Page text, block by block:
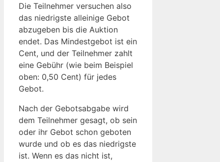
Die Teilnehmer versuchen also
das niedrigste alleinige Gebot
abzugeben bis die Auktion
endet. Das Mindestgebot ist ein
Cent, und der Teilnehmer zahlt
eine Gebühr (wie beim Beispiel
oben: 0,50 Cent) für jedes
Gebot.
Nach der Gebotsabgabe wird
dem Teilnehmer gesagt, ob sein
oder ihr Gebot schon geboten
wurde und ob es das niedrigste
ist. Wenn es das nicht ist,